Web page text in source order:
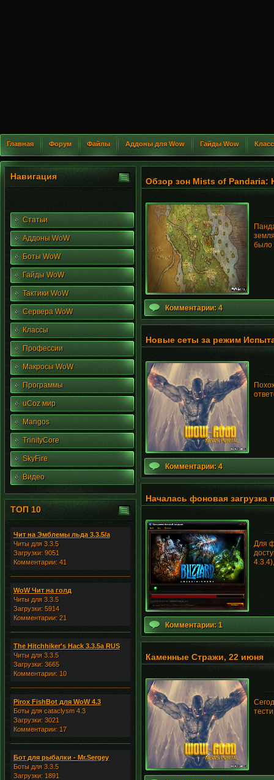
Главная Форум Файлы Аддоны для Wow Гайды Wow
Навигация
Статьи
Аддоны WoW
Боты WoW
Гайды WoW
Тактики WoW
Сервера WoW
Классы
Профессии
Макросы WoW
Программы
uCoz мир
Mangos
TrinityCore
SkyFire
Видео
ТОП 10
Чит на Эмблемы льда 3.3.5/а
Читы для 3.3.5
Загрузки: 9051
Комментарии: 41
WoW Чит на голд
Читы для 3.3.5
Загрузки: 5914
Комментарии: 21
The Hitchhiker's Hack 3.3.5a RUS
Читы для 3.3.5
Загрузки: 3665
Комментарии: 10
Pirox FishBot для WoW 4.3
Боты для cataclysm 4.3
Загрузки: 3021
Комментарии: 17
Бот для рыбалки - Mr.Sergey
Боты для 3.3.5
Загрузки: 1891
Обзор зон Mists of
было
Комментарии: 4
Новые сеты за режим
Комментарии: 4
Началась фоновая загрузка
Для
Комментарии: 1
Каменные Стражи, 22 июня